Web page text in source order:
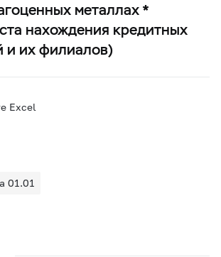
металлах *
нахождения кредитных
и их филиалов)
Excel
01.01